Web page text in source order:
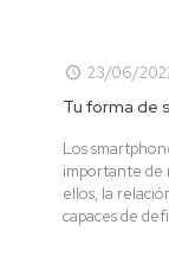
23/06/
Tu forma de
Los
importante de
ellos, la
capaces de